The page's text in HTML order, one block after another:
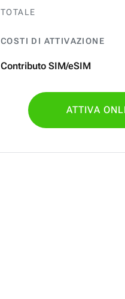
TOTALE
COSTI DI ATTIVAZIONE
Contributo SIM/eSIM
ATTIVA